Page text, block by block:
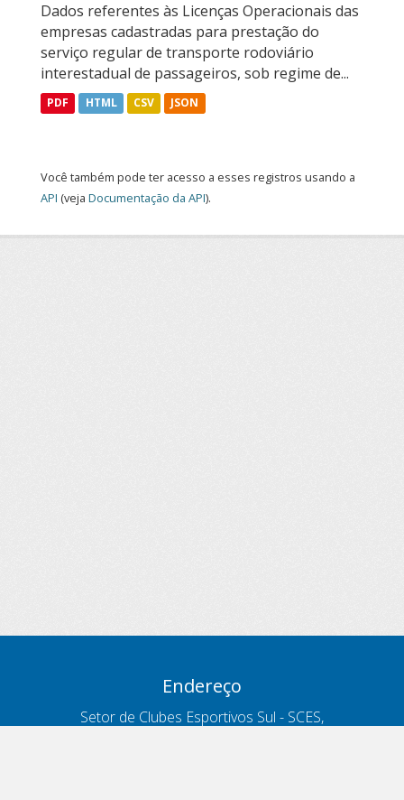
Dados referentes às Licenças Operacionais das
empresas cadastradas para prestação do
serviço regular de transporte rodoviário
interestadual de passageiros, sob regime de...
PDF HTML CSV JSON
Você também pode ter acesso a esses registros usando a
API (veja Documentação da API).
Endereço
Setor de Clubes Esportivos Sul - SCES,